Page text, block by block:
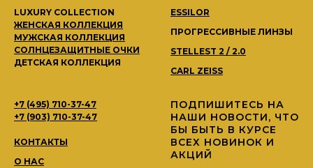
LUXURY COLLECTION
ЖЕНСКАЯ КОЛЛЕКЦИЯ
МУЖСКАЯ КОЛЛЕКЦИЯ
СОЛНЦЕЗАЩИТНЫЕ ОЧКИ
ДЕТСКАЯ КОЛЛЕКЦИЯ
ESSILOR
ПРОГРЕССИВНЫЕ ЛИНЗЫ
STELLEST 2 / 2.0
CARL ZEISS
+7 (495) 710-37-47
+7 (903) 710-37-47
КОНТАКТЫ
О НАС
ПОДПИШИТЕСЬ НА
НАШИ НОВОСТИ, ЧТО
БЫ БЫТЬ В КУРСЕ
ВСЕХ НОВИНОК И
АКЦИЙ